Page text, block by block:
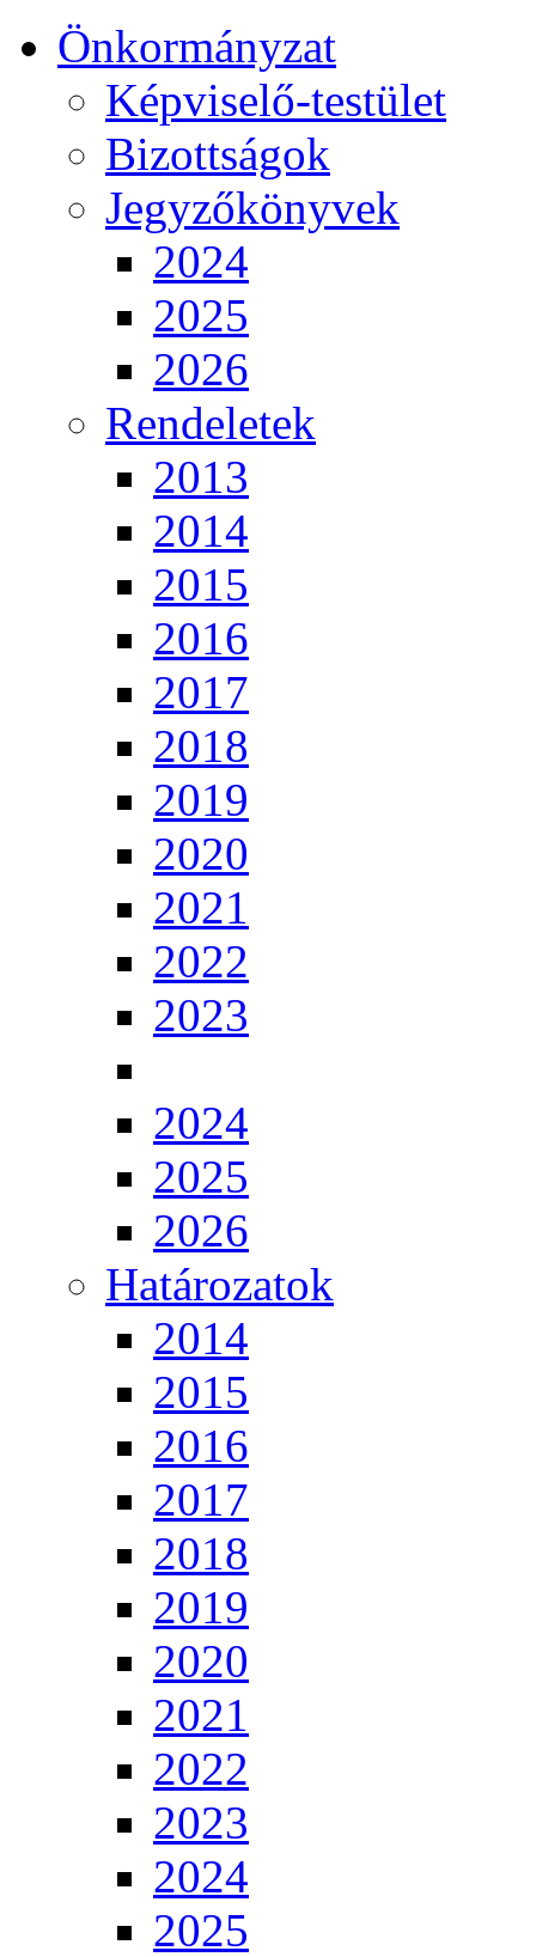
Önkormányzat
Képviselő-testület
Bizottságok
Jegyzőkönyvek
2024
2025
2026
Rendeletek
2013
2014
2015
2016
2017
2018
2019
2020
2021
2022
2023
2024
2025
2026
Határozatok
2014
2015
2016
2017
2018
2019
2020
2021
2022
2023
2024
2025